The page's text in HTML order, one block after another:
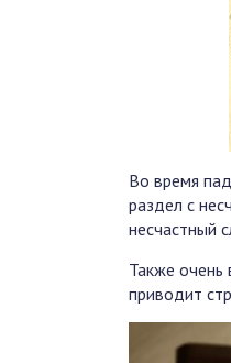
Во время
раздел с
несчастный
Также очень
приводит